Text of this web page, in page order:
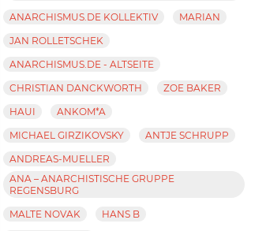
ANARCHISMUS.DE KOLLEKTIV
MARIAN
JAN ROLLETSCHEK
ANARCHISMUS.DE - ALTSEITE
CHRISTIAN DANCKWORTH
ZOE BAKER
HAUI
ANKOM*A
MICHAEL GIRZIKOVSKY
ANTJE SCHRUPP
ANDREAS-MUELLER
ANA – ANARCHISTISCHE GRUPPE
REGENSBURG
MALTE NOVAK
HANS B